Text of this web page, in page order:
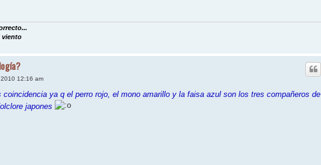
viento
12:16 am
ya q el perro rojo, el mono amarillo y la faisa azul son los tres compañeros de
japones